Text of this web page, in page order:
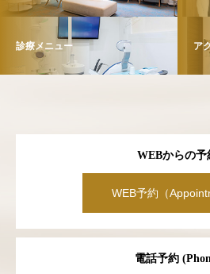
診療メニュー ア
WEBからの予
WEB予約（
電話予約